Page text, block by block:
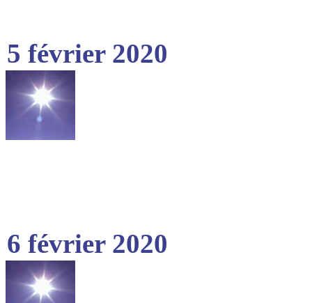
5 février 2020
6 février 2020